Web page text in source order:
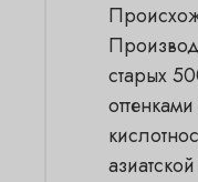
старых